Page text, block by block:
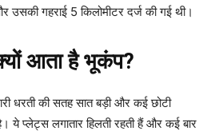
गहराई 5 किलोमीटर दर्ज की गई थी।
आता है भूकंप?
धरती की सतह सात बड़ी और कई छोटी
ये प्लेट्स लगातार हिलती रहती हैं और कई बार